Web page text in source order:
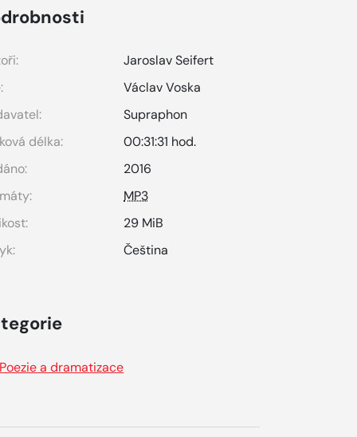
Jaroslav Seifert
Václav Voska
Supraphon
délka:
00:31:31 hod.
2016
MP3
29 MiB
Čeština
Poezie a dramatizace